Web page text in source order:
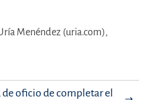
Menéndez (uria.com),
oficio de completar el